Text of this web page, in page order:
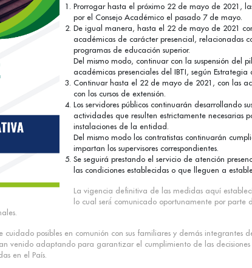
Prorrogar hasta el próximo 22 de mayo de 2021,
por el Consejo Académico el pasado 7 de mayo.
De igual manera, hasta el 22 de mayo de 2021
académicas de carácter presencial, relacionadas
programas de educación superior.
Del mismo modo, continuar con la suspensión del
académicas presenciales del IBTI, según Estrategia
Continuar hasta el 22 de mayo de 2021, con las
con los cursos de extensión.
Los servidores públicos continuarán desarrollando
actividades que resulten estrictamente necesarias
instalaciones de la entidad.
Del mismo modo los contratistas continuarán
impartan los supervisores correspondientes.
Se seguirá prestando el servicio de atención
las condiciones establecidas o que lleguen a
La vigencia definitiva de las medidas aquí
lo cual será́ comunicado oportunamente por
posibles en comunión con sus familiares y demás integrantes
venido adaptando para garantizar el cumplimiento de las
en el País.